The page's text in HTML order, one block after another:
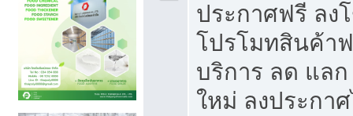
ประกาศฟรี ล
โปรโมทสินค้า
บริการ ลด แล
ใหม่ ลงประกา